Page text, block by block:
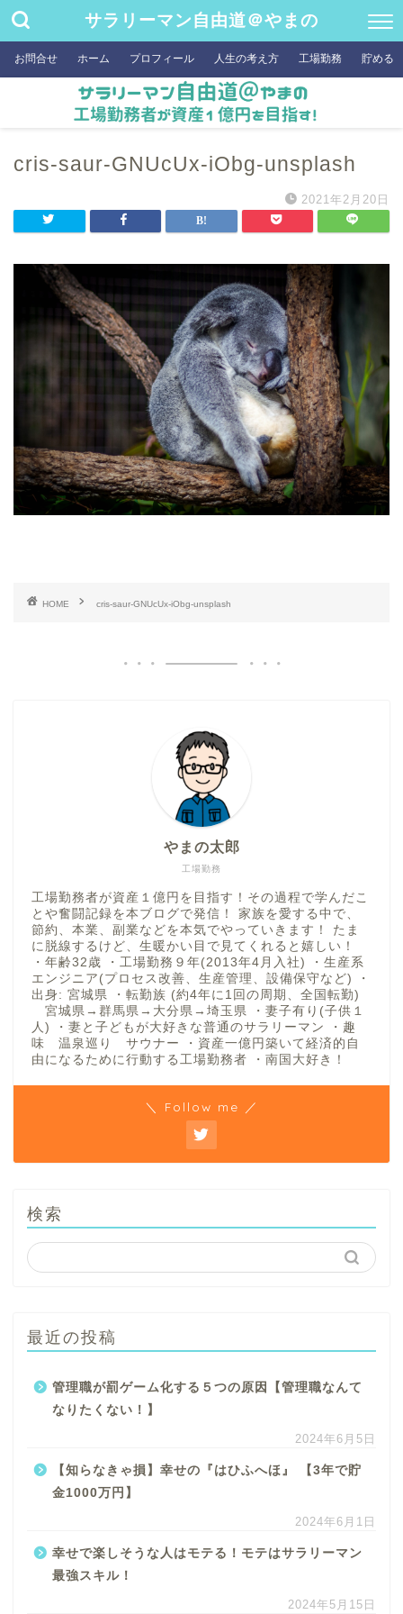
サラリーマン自由道＠やまの
お問合せ ホーム プロフィール 人生の考え方 工場勤務 貯める
cris-saur-GNUcUx-iObg-unsplash
2021年2月20日
HOME cris-saur-GNUcUx-iObg-unsplash
工場勤務
やまの太郎
工場勤務者が資産１億円を目指す！その過程で学んだこ
とや奮闘記録を本ブログで発信！ 家族を愛する中で、
節約、本業、副業などを本気でやっていきます！ たま
に脱線するけど、生暖かい目で見てくれると嬉しい！
・年齢32歳 ・工場勤務９年(2013年4月入社) ・生産系
エンジニア(プロセス改善、生産管理、設備保守など) ・
出身: 宮城県 ・転勤族 (約4年に1回の周期、全国転勤)
宮城県→群馬県→大分県→埼玉県 ・妻子有り(子供１
人) ・妻と子どもが大好きな普通のサラリーマン ・趣
味 温泉巡り サウナー ・資産一億円築いて経済的自
由になるために行動する工場勤務者 ・南国大好き！
＼ Follow me ／
検索
最近の投稿
管理職が罰ゲーム化する５つの原因【管理職なんて
なりたくない！】
2024年6月5日
【知らなきゃ損】幸せの『はひふへほ』 【3年で貯
金1000万円】
2024年6月1日
幸せで楽しそうな人はモテる！モテはサラリーマン
最強スキル！
2024年5月15日